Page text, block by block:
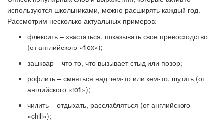
используются школьниками, можно расширять каждый год.
Рассмотрим несколько актуальных примеров:
флексить – хвастаться, показывать свое превосходство
(от английского «flex»);
зашквар – что-то, что вызывает стыд или позор;
рофлить – смеяться над чем-то или кем-то, шутить (от
английского «rofl»);
чилить – отдыхать, расслабляться (от английского
«chill»);